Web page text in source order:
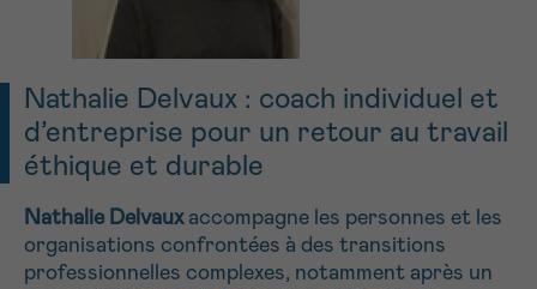
Nathalie Delvaux : coach individuel et
d’entreprise pour un retour au travail
éthique et durable
Nathalie Delvauxaccompagne les personnes et les
organisations confrontées à des transitions
professionnelles complexes, notamment après un
Je souhaite être rappelé.e
En savoir plus sur Cancerinfo
PRÉNOM
E-MAIL
16h-18h
Suivant